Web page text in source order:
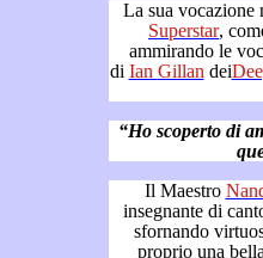
Superstar, come ha
ammirando le voci protagoniste del film musical,
di
Ian Gillan dei
“Ho scoperto di amare il
Il Maestro
insegnante di canto: un Salento che
sfornando virtuosi talenti musicali, e Cortese ha